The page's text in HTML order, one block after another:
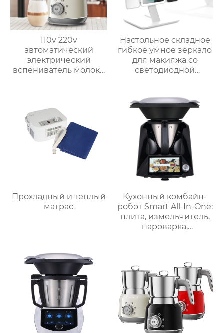
110v 220v
автоматический
электрический
вспениватель молока
горячего шоколада
Настольное складное
гибкое умное зеркало
для макияжа со
светодиодной
Прохладный и теплый
матрас
Кухонный комбайн-
робот Smart All-In-One:
плита, измельчитель,
пароварка,
взвешивание